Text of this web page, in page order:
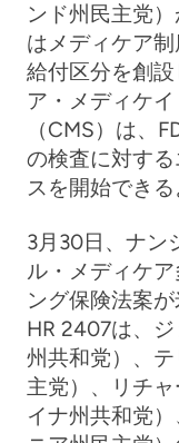
ンド州民主党
はメディケア
給付区分を創
ア・メディケ
（CMS）は、
の検査に対す
スを開始できる
3月30日、ナン
ル・メディケ
ング保険法案
HR 2407は、
州共和党）、
主党）、リチ
イナ州共和党